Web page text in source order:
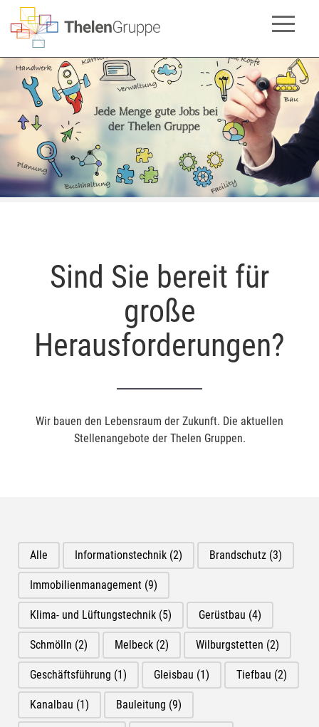
Sind Sie bereit für
große
Herausforderungen?
Wir bauen den Lebensraum der Zukunft. Die aktuellen
Stellenangebote der Thelen Gruppen.
Alle Informationstechnik (2) Brandschutz (3)
Immobilienmanagement (9)
Klima- und Lüftungstechnik (5) Gerüstbau (4)
Schmölln (2) Melbeck (2) Wilburgstetten (2)
Geschäftsführung (1) Gleisbau (1) Tiefbau (2)
Kanalbau (1) Bauleitung (9)